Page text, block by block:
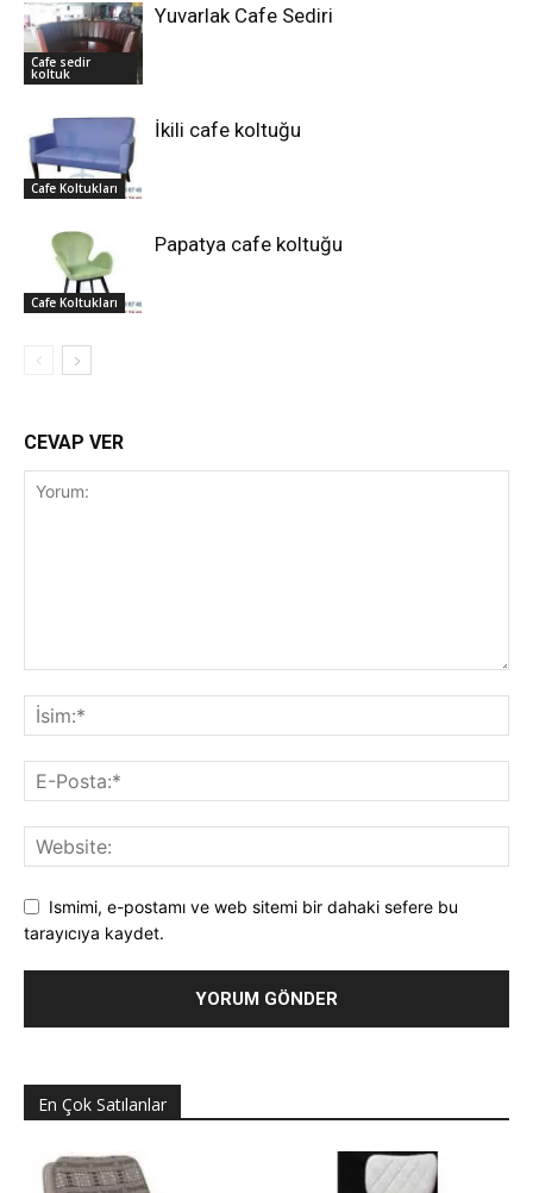
Cafe sedir
koltuk
Yuvarlak Cafe Sediri
Cafe Koltukları
İkili cafe koltuğu
Cafe Koltukları
Papatya cafe koltuğu
CEVAP VER
Ismimi, e-postamı ve web sitemi bir dahaki sefere bu
tarayıcıya kaydet.
En Çok Satılanlar